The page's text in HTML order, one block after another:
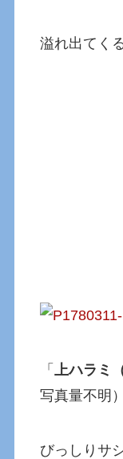
溢れ出てく
「 上ハラミ
写真量不明）
びっしりサ